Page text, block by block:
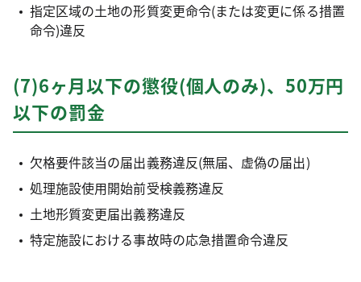
指定区域の土地の形質変更命令(または変更に係る措置
命令)違反
(7)6ヶ月以下の懲役(個人のみ)、50万円
以下の罰金
欠格要件該当の届出義務違反(無届、虚偽の届出)
処理施設使用開始前受検義務違反
土地形質変更届出義務違反
特定施設における事故時の応急措置命令違反